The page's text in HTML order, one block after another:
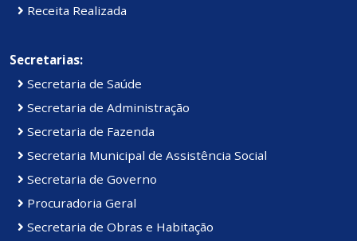
Receita Realizada
Secretarias:
Secretaria de Saúde
Secretaria de Administração
Secretaria de Fazenda
Secretaria Municipal de Assistência Social
Secretaria de Governo
Procuradoria Geral
Secretaria de Obras e Habitação